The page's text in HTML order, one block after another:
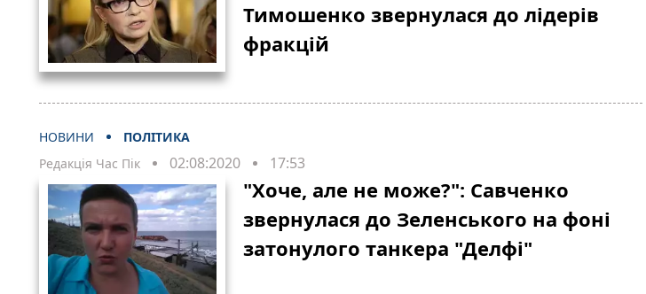
Тимошенко звернулася до лідерів
фракцій
НОВИНИ
ПОЛІТИКА
Редакція Час Пік
02:08:2020 17:53
"Хоче, але не може?": Савченко
звернулася до Зеленського на фоні
затонулого танкера "Делфі"